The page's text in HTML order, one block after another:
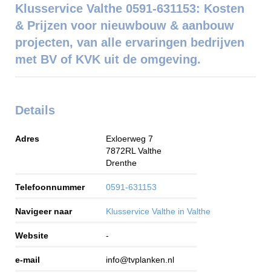
Klusservice Valthe 0591-631153: Kosten
& Prijzen voor nieuwbouw & aanbouw
projecten, van alle ervaringen bedrijven
met BV of KVK uit de omgeving.
Details
Adres
Exloerweg 7
7872RL Valthe
Drenthe
Telefoonnummer 0591-631153
Navigeer naar Klusservice Valthe in Valthe
Website -
e-mail info@tvplanken.nl